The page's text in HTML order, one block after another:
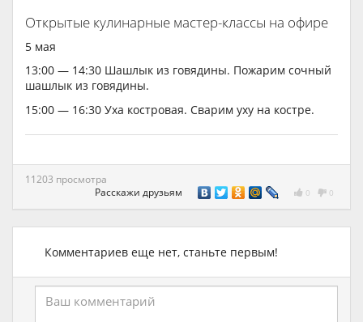
Открытые кулинарные мастер-классы на офире
5 мая
13:00 — 14:30 Шашлык из говядины. Пожарим сочный
шашлык из говядины.
15:00 — 16:30 Уха костровая. Сварим уху на костре.
11203 просмотра
Расскажи друзьям
0 0
Комментариев еще нет, станьте первым!